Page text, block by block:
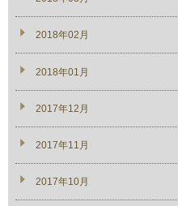
2018年02月
2018年01月
2017年12月
2017年11月
2017年10月